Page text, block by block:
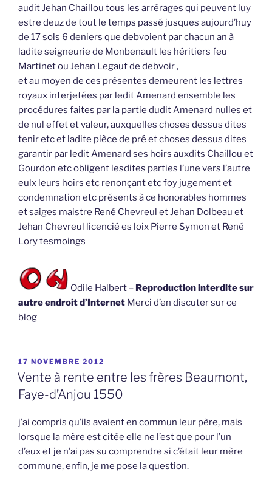
audit Jehan Chaillou tous les arrérages qui peuvent luy
estre deuz de tout le temps passé jusques aujourd’huy
de 17 sols 6 deniers que debvoient par chacun an à
ladite seigneurie de Monbenault les héritiers feu
Martinet ou Jehan Legaut de debvoir ,
et au moyen de ces présentes demeurent les lettres
royaux interjetées par ledit Amenard ensemble les
procédures faites par la partie dudit Amenard nulles et
de nul effet et valeur, auxquelles choses dessus dites
tenir etc et ladite pièce de pré et choses dessus dites
garantir par ledit Amenard ses hoirs auxdits Chaillou et
Gourdon etc obligent lesdites parties l’une vers l’autre
eulx leurs hoirs etc renonçant etc foy jugement et
condemnation etc présents à ce honorables hommes
et saiges maistre René Chevreul et Jehan Dolbeau et
Jehan Chevreul licencié es loix Pierre Symon et René
Lory tesmoings
Odile Halbert – Reproduction interdite sur
autre endroit d’Internet Merci d’en discuter sur ce
blog
PUBLIÉ
LE
17 NOVEMBRE 2012
Vente à rente entre les frères Beaumont,
Faye-d’Anjou 1550
j’ai compris qu’ils avaient en commun leur père, mais
lorsque la mère est citée elle ne l’est que pour l’un
d’eux et je n’ai pas su comprendre si c’était leur mère
commune, enfin, je me pose la question.